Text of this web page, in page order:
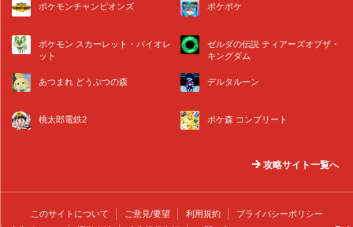
ポケモンチャンピオンズ ポケポケ
ポケモン スカーレット・バイオレ
ット
ゼルダの伝説 ティアーズオブザ・
キングダム
あつまれ どうぶつの森 デルタルーン
桃太郎電鉄2 ポケ森 コンプリート
攻略サイト一覧へ
このサイトについて ご意見/要望 利用規約
プライバシーポリシー